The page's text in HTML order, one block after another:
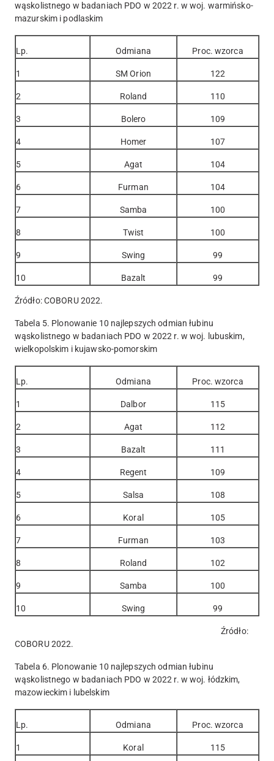
wąskolistnego w badaniach PDO w 2022 r. w woj. warmińsko-
mazurskim i podlaskim
Lp. Odmiana Proc. wzorca
1 SM Orion 122
2 Roland 110
3 Bolero 109
4 Homer 107
5 Agat 104
6 Furman 104
7 Samba 100
8 Twist 100
9 Swing 99
10 Bazalt 99
Źródło: COBORU 2022.
Tabela 5. Plonowanie 10 najlepszych odmian łubinu
wąskolistnego w badaniach PDO w 2022 r. w woj. lubuskim,
wielkopolskim i kujawsko-pomorskim
Lp. Odmiana Proc. wzorca
1 Dalbor 115
2 Agat 112
3 Bazalt 111
4 Regent 109
5 Salsa 108
6 Koral 105
7 Furman 103
8 Roland 102
9 Samba 100
10 Swing 99
Źródło:
COBORU 2022.
Tabela 6. Plonowanie 10 najlepszych odmian łubinu
wąskolistnego w badaniach PDO w 2022 r. w woj. łódzkim,
mazowieckim i lubelskim
Lp. Odmiana Proc. wzorca
1 Koral 115